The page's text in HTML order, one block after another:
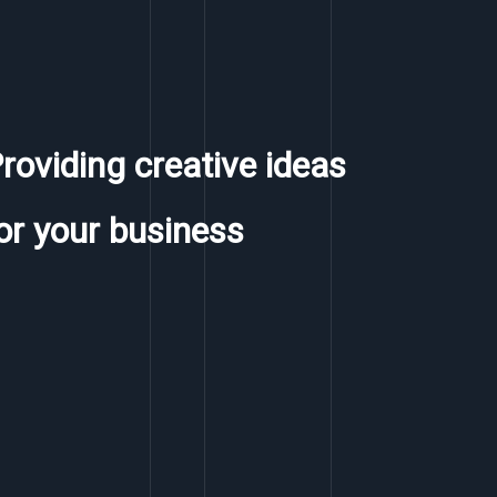
creative ideas
your business